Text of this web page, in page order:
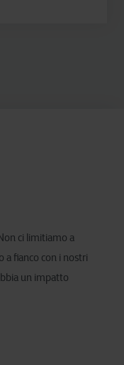
ci limitiamo a
a fianco con i nostri
un impatto